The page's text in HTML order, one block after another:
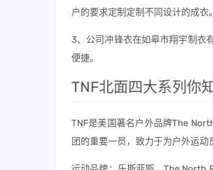
户的要求定制定制不同设计的成衣。
3、公司冲锋衣在如皋市翔宇制衣
便捷。
TNF北面四大系列你
TNF是美国著名户外品牌The
团的重要一员，致力于为户外运动